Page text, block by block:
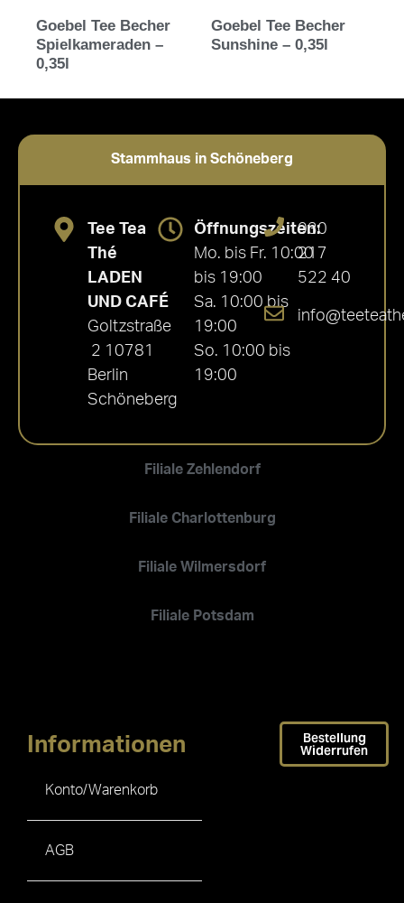
Goebel Tee Becher
Spielkameraden –
0,35l
Goebel Tee Becher
Sunshine – 0,35l
Stammhaus in Schöneberg
Filiale Zehlendorf
Filiale Charlottenburg
Filiale Wilmersdorf
Filiale Potsdam
Tee Tea
Thé
LADEN
UND CAFÉ
Goltzstraße
2 10781
Berlin
Schöneberg
Öffnungszeiten:
Mo. bis Fr. 10:00
bis 19:00
Sa. 10:00 bis
19:00
So. 10:00 bis
19:00
030
217
522 40
Informationen
Konto/Warenkorb
AGB
Bestellung
Widerrufen